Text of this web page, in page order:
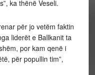
ka thënë Veseli.
për jo vetëm faktin
liderët e Ballkanit ta
por kam qenë i
për popullin tim”,